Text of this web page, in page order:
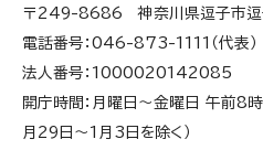
〒249-8686 神奈川県逗子市
電話番号：046-873-1111（代表）
法人番号：1000020142085
開庁時間：月曜日～金曜日 午前8
月29日～1月3日を除く）